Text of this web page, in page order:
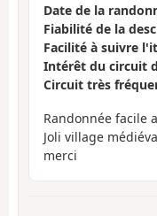
Date de la
Fiabilité de la
Facilité à suivre
Intérêt du circuit
Circuit très
Randonnée facile
Joli village
merci